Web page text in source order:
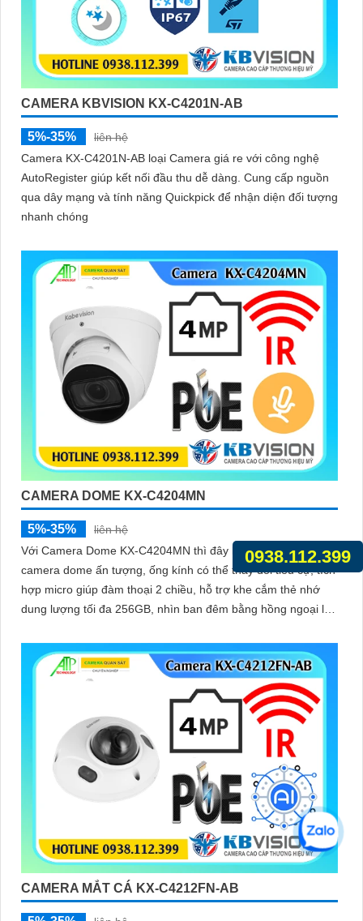
CAMERA KBVISION KX-C4201N-AB
5%-35%
liên hệ
Camera KX-C4201N-AB loại Camera giá re với công nghệ
AutoRegister giúp kết nối đầu thu dễ dàng. Cung cấp nguồn
qua dây mạng và tính năng Quickpick để nhận diện đối tượng
nhanh chóng
CAMERA DOME KX-C4204MN
5%-35%
liên hệ
Với Camera Dome KX-C4204MN thì đây là một trong những
camera dome ấn tượng, ống kính có thể thay đổi tiêu cự, tích
hợp micro giúp đàm thoại 2 chiều, hỗ trợ khe cắm thẻ nhớ
dung lượng tối đa 256GB, nhìn ban đêm bằng hồng ngoại lên
CAMERA MẮT CÁ KX-C4212FN-AB
0938.112.399